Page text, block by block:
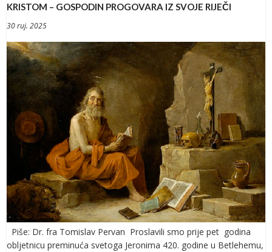
KRISTOM – GOSPODIN PROGOVARA IZ SVOJE RIJEČI
30 ruj. 2025
Piše: Dr. fra Tomislav Pervan Proslavili smo prije pet godina
obljetnicu preminuća svetoga Jeronima 420. godine u Betlehemu,